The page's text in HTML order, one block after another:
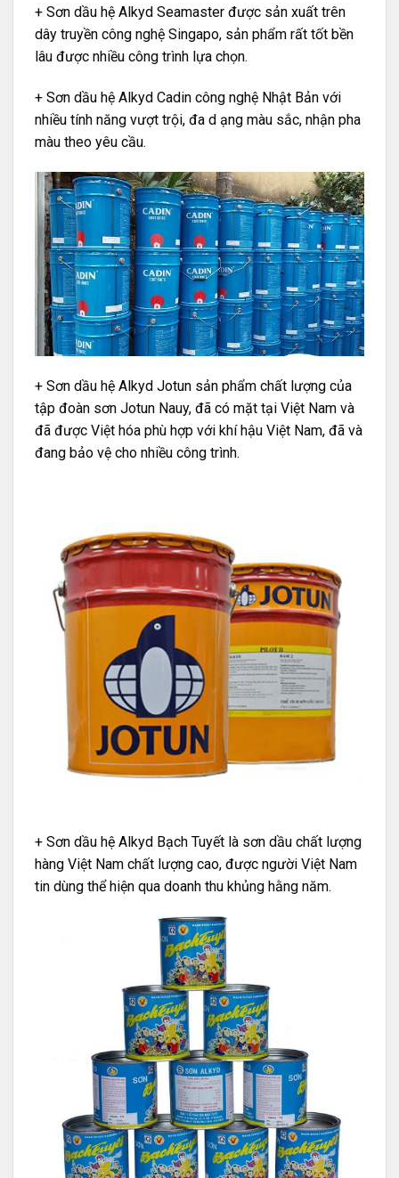
+ Sơn dầu hệ Alkyd Seamaster được sản xuất trên
dây truyền công nghệ Singapo, sản phẩm rất tốt bền
lâu được nhiều công trình lựa chọn.
+ Sơn dầu hệ Alkyd Cadin công nghệ Nhật Bản với
nhiều tính năng vượt trội, đa d ạng màu sắc, nhận pha
màu theo yêu cầu.
+ Sơn dầu hệ Alkyd Jotun sản phẩm chất lượng của
tập đoàn sơn Jotun Nauy, đã có mặt tại Việt Nam và
đã được Việt hóa phù hợp với khí hậu Việt Nam, đã và
đang bảo vệ cho nhiều công trình.
+ Sơn dầu hệ Alkyd Bạch Tuyết là sơn dầu chất lượng
hàng Việt Nam chất lượng cao, được người Việt Nam
tin dùng thể hiện qua doanh thu khủng hằng năm.